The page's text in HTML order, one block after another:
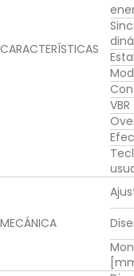
CARACTERÍSTICAS
VBR
MECÁNICA